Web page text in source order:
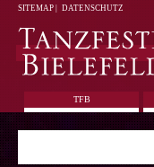
SITEMAP DATENSCHUTZ
TFB